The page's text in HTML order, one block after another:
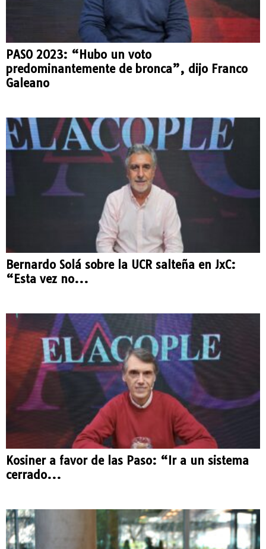
PASO 2023: “Hubo un voto
predominantemente de bronca”, dijo Franco
Galeano
Bernardo Solá sobre la UCR salteña en JxC:
“Esta vez no...
Kosiner a favor de las Paso: “Ir a un sistema
cerrado...